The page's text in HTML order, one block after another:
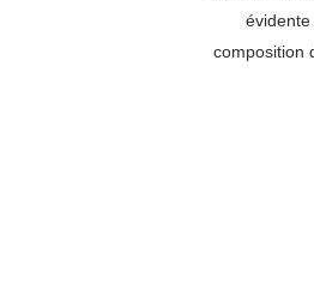
évidente
composition